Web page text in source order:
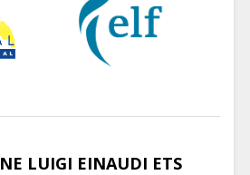
LUIGI EINAUDI ETS